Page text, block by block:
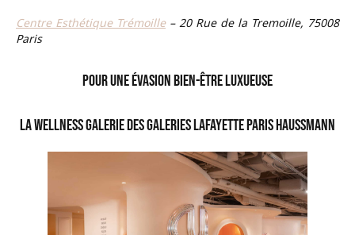
Centre Esthétique Trémoille– 20 Rue de la Tremoille, 75008
Paris
Pour une évasion Bien-Être luxueuse
La Wellness Galerie des Galeries Lafayette Paris Haussmann